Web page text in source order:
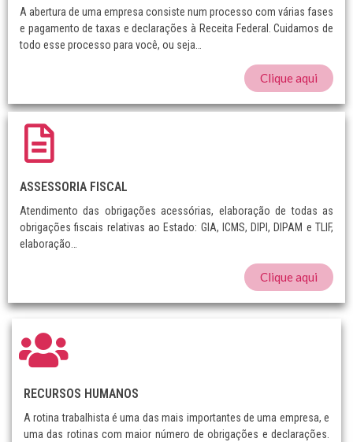
A abertura de uma empresa consiste num processo com várias fases
e pagamento de taxas e declarações à Receita Federal. Cuidamos de
todo esse processo para você, ou seja…
Clique aqui
ASSESSORIA FISCAL
Atendimento das obrigações acessórias, elaboração de todas as
obrigações fiscais relativas ao Estado: GIA, ICMS, DIPI, DIPAM e TLIF,
elaboração…
Clique aqui
RECURSOS HUMANOS
A rotina trabalhista é uma das mais importantes de uma empresa, e
uma das rotinas com maior número de obrigações e declarações.